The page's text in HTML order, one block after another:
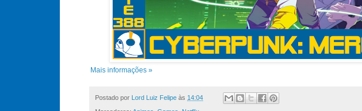
Mais informações »
Postado por Lord Luiz Felipe às 14:04